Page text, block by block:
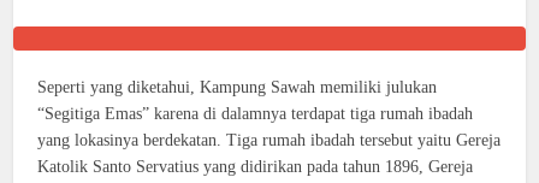
Seperti yang diketahui, Kampung Sawah memiliki julukan
“Segitiga Emas” karena di dalamnya terdapat tiga rumah ibadah
yang lokasinya berdekatan. Tiga rumah ibadah tersebut yaitu Gereja
Katolik Santo Servatius yang didirikan pada tahun 1896, Gereja